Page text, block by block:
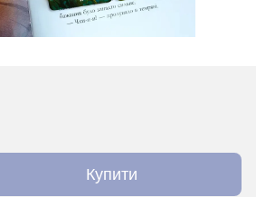
Купити